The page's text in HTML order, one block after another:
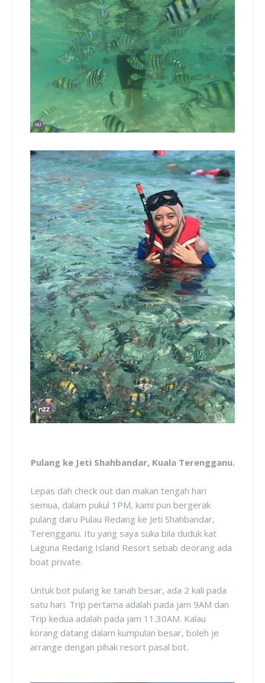
Pulang ke Jeti Shahbandar, Kuala Terengganu.
Lepas dah check out dan makan tengah hari
semua, dalam pukul 1PM, kami pun bergerak
pulang daru Pulau Redang ke Jeti Shahbandar,
Terengganu. Itu yang saya suka bila duduk kat
Laguna Redang Island Resort sebab deorang ada
boat private.
Untuk bot pulang ke tanah besar, ada 2 kali pada
satu hari. Trip pertama adalah pada jam 9AM dan
Trip kedua adalah pada jam 11.30AM. Kalau
korang datang dalam kumpulan besar, boleh je
arrange dengan pihak resort pasal bot.